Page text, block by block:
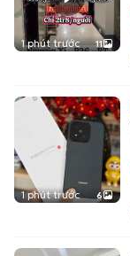
1 phút trước 11
1 phút trước 6